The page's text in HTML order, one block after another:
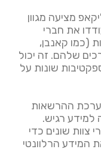
מציעה מגוון
את חברי
(כמו קאנבן,
שלהם. זה יכול
שונות על
ההרשאות
למידע רגיש.
צוות שונים כדי
הרלוונטי